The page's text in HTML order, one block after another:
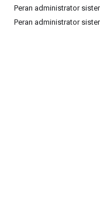
Peran administrator
Peran administrator